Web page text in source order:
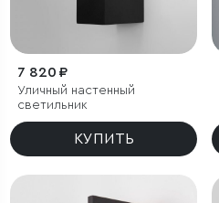
7 820 ₽
Уличный настенный
светильник
КУПИТЬ